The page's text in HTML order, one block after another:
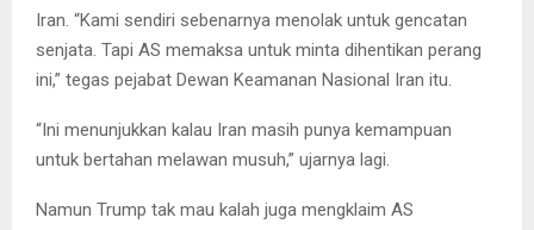
Iran. “Kami sendiri sebenarnya menolak untuk gencatan
senjata. Tapi AS memaksa untuk minta dihentikan perang
ini,” tegas pejabat Dewan Keamanan Nasional Iran itu.
“Ini menunjukkan kalau Iran masih punya kemampuan
untuk bertahan melawan musuh,” ujarnya lagi.
Namun Trump tak mau kalah juga mengklaim AS